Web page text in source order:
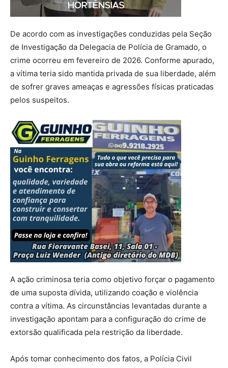
De acordo com as investigações conduzidas pela Seção
de Investigação da Delegacia de Polícia de Gramado, o
crime ocorreu em fevereiro de 2026. Conforme apurado,
a vítima teria sido mantida privada de sua liberdade, além
de sofrer graves ameaças e agressões físicas praticadas
pelos suspeitos.
A ação criminosa teria como objetivo forçar o pagamento
de uma suposta dívida, utilizando coação e violência
contra a vítima. As circunstâncias levantadas durante a
investigação apontam para a configuração do crime de
extorsão qualificada pela restrição da liberdade.
Após tomar conhecimento dos fatos, a Polícia Civil